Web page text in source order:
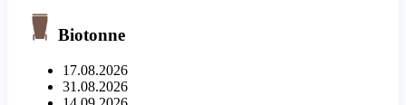
Biotonne
17.08.2026
31.08.2026